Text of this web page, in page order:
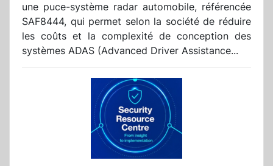
une puce-système radar automobile, référencée
SAF8444, qui permet selon la société de réduire
les coûts et la complexité de conception des
systèmes ADAS (Advanced Driver Assistance...